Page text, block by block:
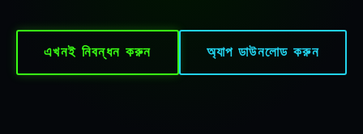
এখনই নিবন্ধন করুন অ্যাপ ডাউনলোড করুন